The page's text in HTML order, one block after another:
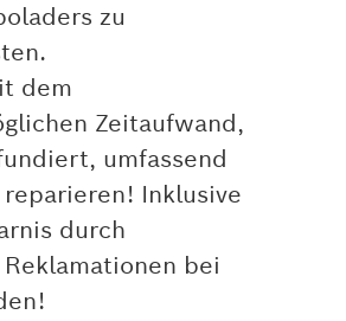
zu
dem
Zeitaufwand,
umfassend
Inklusive
durch
bei